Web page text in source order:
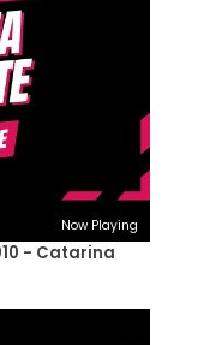
Now Playing
- Catarina